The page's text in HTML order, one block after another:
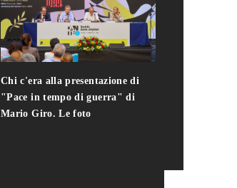
Chi c'era alla presentazione di
"Pace in tempo di guerra" di
Mario Giro. Le foto